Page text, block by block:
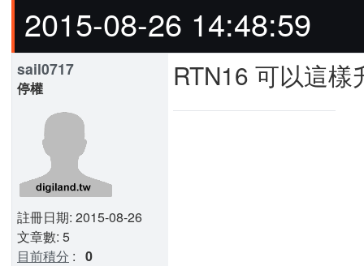
2015-08-26 14:48:59
sail0717
停權
註冊日期: 2015-08-26
文章數: 5
目前積分 : 0
RTN16 可以這